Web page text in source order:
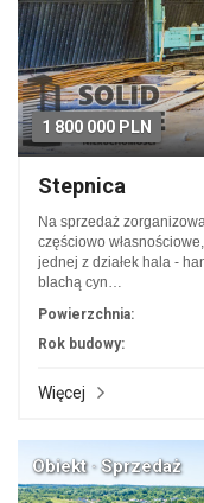
1 800 000 PLN
Stepnica
Na sprzedaż
częściowo
jednej z działek hala -
blachą cyn…
Powierzchnia:
Rok budowy:
Więcej
Obiekt · Sprzedaż